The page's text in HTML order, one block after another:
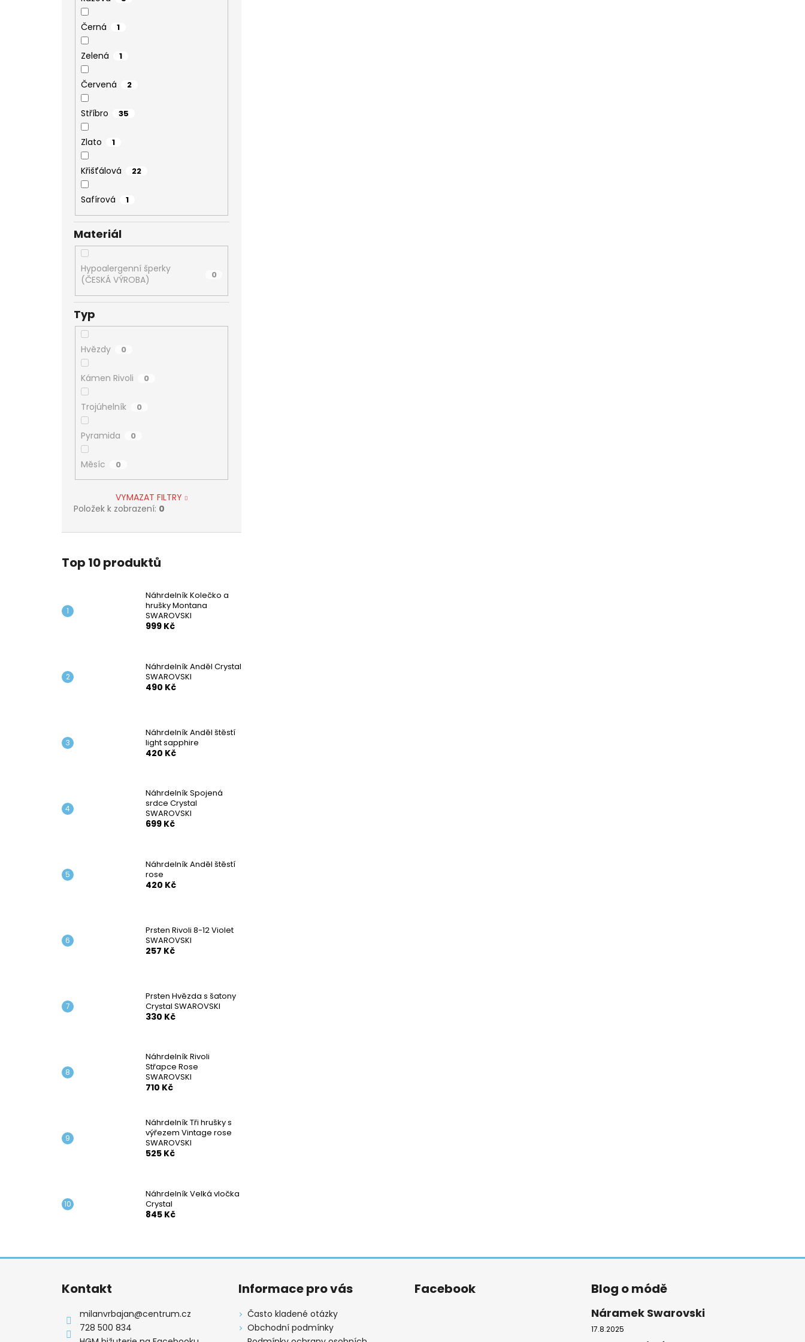
Černá 1
Zelená 1
Červená 2
Stříbro 35
Zlato 1
Křišťálová 22
Safírová 1
Materiál
Hypoalergenní šperky
(ČESKÁ VÝROBA)
0
Typ
Hvězdy 0
Kámen Rivoli 0
Trojúhelník 0
Pyramida 0
Měsíc 0
VYMAZAT FILTRY
Položek k zobrazení: 0
Top 10 produktů
Náhrdelník Kolečko a
hrušky Montana
SWAROVSKI
999 Kč
Náhrdelník Anděl Crystal
SWAROVSKI
490 Kč
Náhrdelník Anděl štěstí
light sapphire
420 Kč
Náhrdelník Spojená
srdce Crystal
SWAROVSKI
699 Kč
Náhrdelník Anděl štěstí
rose
420 Kč
Prsten Rivoli 8-12 Violet
SWAROVSKI
257 Kč
Prsten Hvězda s šatony
Crystal SWAROVSKI
330 Kč
Náhrdelník Rivoli
Střapce Rose
SWAROVSKI
710 Kč
Náhrdelník Tři hrušky s
výřezem Vintage rose
SWAROVSKI
525 Kč
Náhrdelník Velká vločka
Crystal
845 Kč
Kontakt
milanvrbajan@centrum.cz
728 500 834
Informace pro vás
Často kladené otázky
Obchodní podmínky
Facebook Blog o módě
Náramek Swarovski
17.8.2025